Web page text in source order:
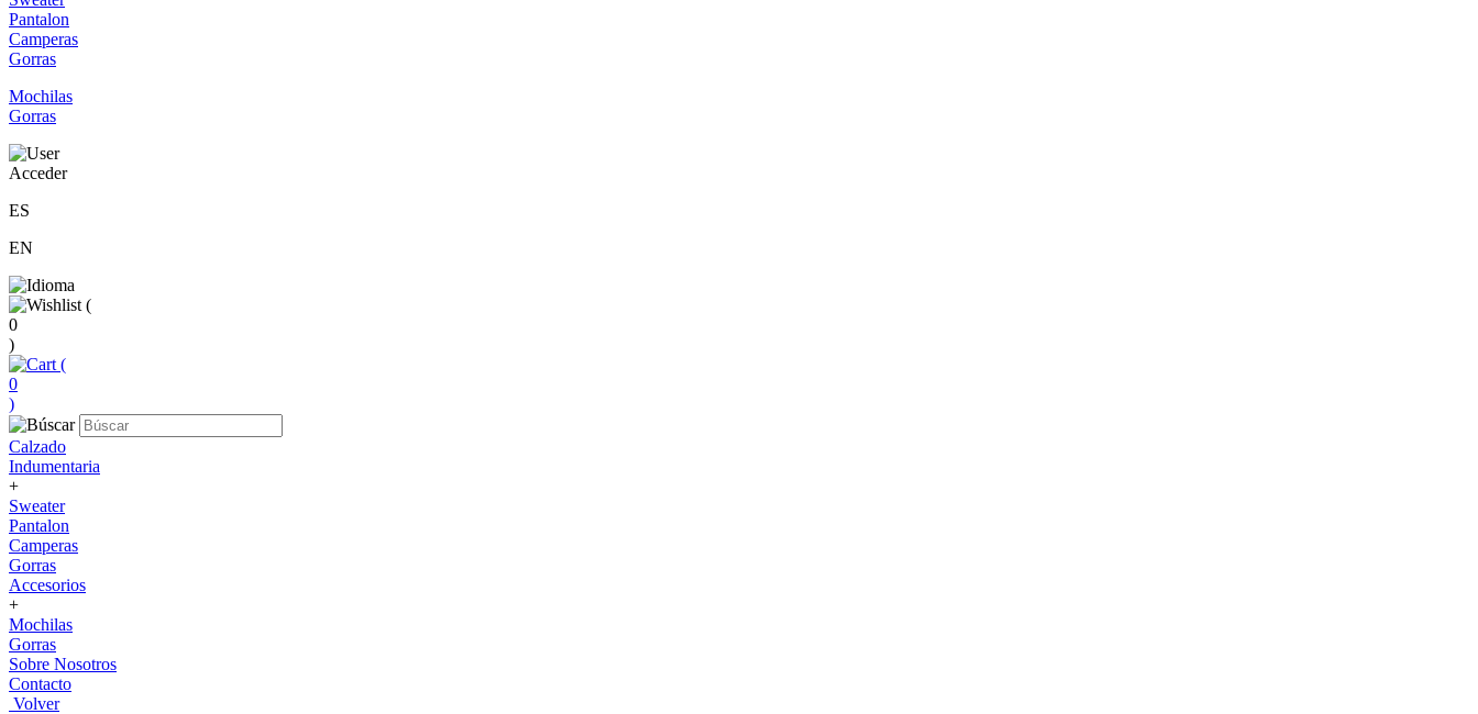
Pantalon
Camperas
Gorras
Mochilas
Gorras
Acceder
ES
EN
(
0
)
(
0
)
Calzado
Indumentaria
+
Sweater
Pantalon
Camperas
Gorras
Accesorios
+
Mochilas
Gorras
Sobre Nosotros
Contacto
Volver